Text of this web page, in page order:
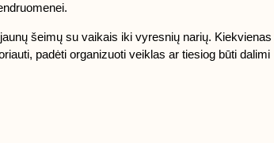
šeimų su vaikais iki vyresnių narių.
padėti organizuoti veiklas ar tiesiog būti dalimi